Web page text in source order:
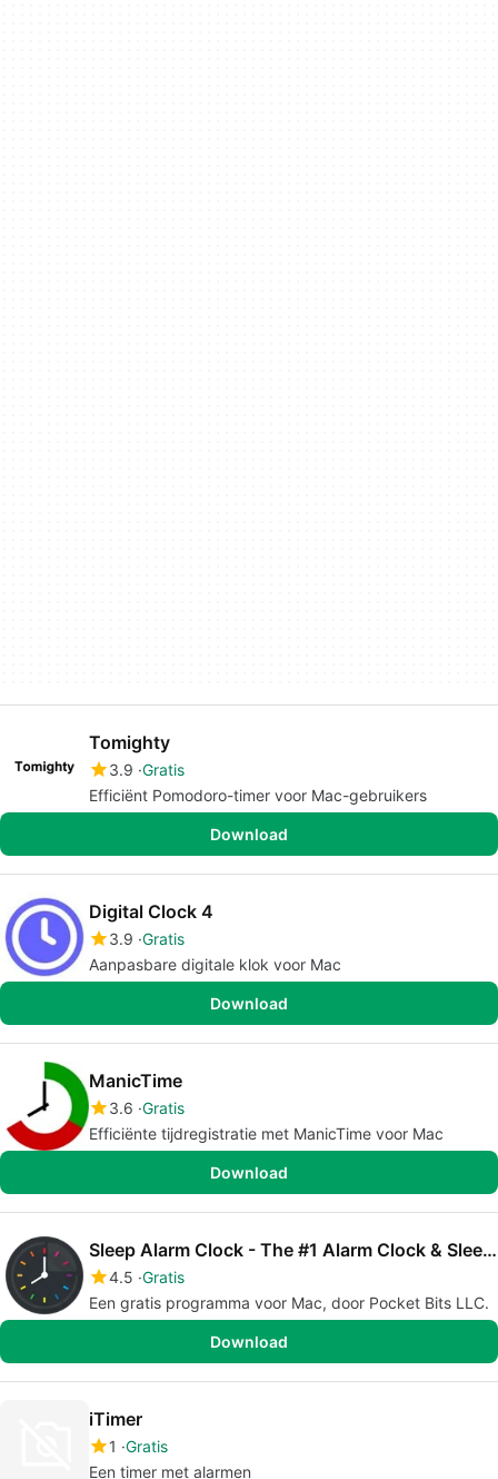
Tomighty
3.9 Gratis
Efficiënt Pomodoro-timer voor Mac-gebruikers
Download
Digital Clock 4
3.9 Gratis
Aanpasbare digitale klok voor Mac
Download
ManicTime
3.6 Gratis
Efficiënte tijdregistratie met ManicTime voor Mac
Download
Sleep Alarm Clock - The #1 Alarm Clock & Sleep Timer
4.5 Gratis
Een gratis programma voor Mac, door Pocket Bits LLC.
Download
iTimer
1 Gratis
Een timer met alarmen